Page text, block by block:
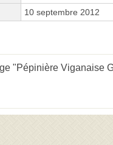
10 septembre 2012
"Pépinière Viganaise